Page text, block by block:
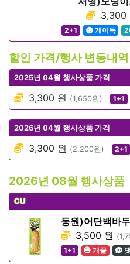
3,300
2+1
개이득
할인 가격/행사 변동내역
2025년 04월 행사상품 가격
3,300 원 (1,650원) 1+1
2026년 04월 행사상품 가격
3,300 원 (2,200원) 2+1
2026년 08월 행사상품
CU
동원)어단백바
3,500 원
1+1
개꿀